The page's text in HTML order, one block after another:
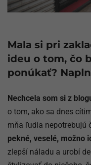
Mala si pri
ideu o tom, čo
ponúkať?
Nechcela som si z
o tom, ako sa dnes
mňa ľudia nepotrebujú
pekné, veselé, možno
zlepší náladu a urobí